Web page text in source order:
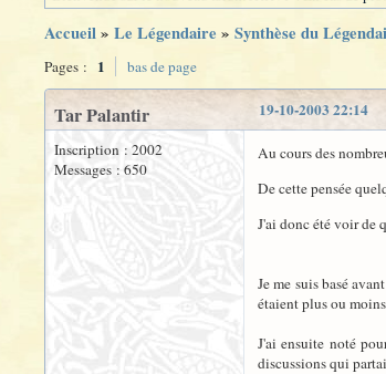
Accueil» Le Légendaire » Synthèse du
Pages : 1 bas de page
19-10-2003 22:14
Tar Palantir
Inscription : 2002
Messages : 650
Au cours des
De cette pensée
J'ai donc été voir de
Je me suis basé
étaient plus ou
J'ai ensuite noté
discussions qui